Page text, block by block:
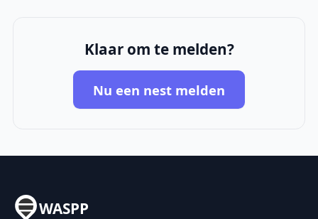
Klaar om te melden?
Nu een nest melden
WASPP